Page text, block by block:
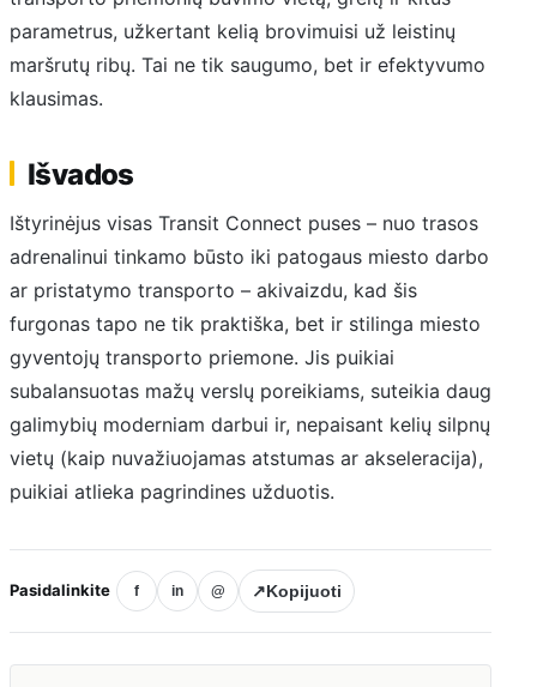
parametrus, užkertant kelią brovimuisi už leistinų
maršrutų ribų. Tai ne tik saugumo, bet ir efektyvumo
klausimas.
Išvados
Ištyrinėjus visas Transit Connect puses – nuo trasos
adrenalinui tinkamo būsto iki patogaus miesto darbo
ar pristatymo transporto – akivaizdu, kad šis
furgonas tapo ne tik praktiška, bet ir stilinga miesto
gyventojų transporto priemone. Jis puikiai
subalansuotas mažų verslų poreikiams, suteikia daug
galimybių moderniam darbui ir, nepaisant kelių silpnų
vietų (kaip nuvažiuojamas atstumas ar akseleracija),
puikiai atlieka pagrindines užduotis.
Pasidalinkite f in @ ↗Kopijuoti